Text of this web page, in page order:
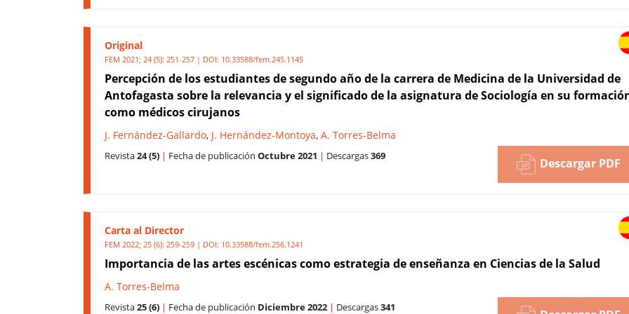
Original
FEM 2021; 24 (5): 251-257 | DOI: 10.33588/fem.245.1145
Percepción de los estudiantes de segundo año de la carrera de Medicina de la Universidad de
Antofagasta sobre la relevancia y el significado de la asignatura de Sociología en su
como médicos cirujanos
J. Fernández-Gallardo, J. Hernández-Montoya, A. Torres-Belma
Revista24 (5) | Fecha de publicación Octubre 2021 | Descargas369 Descargar PDF
Carta al Director
FEM 2022; 25 (6): 259-259 | DOI: 10.33588/fem.256.1241
Importancia de las artes escénicas como estrategia de enseñanza en Ciencias de la Salud
A. Torres-Belma
Revista25 (6) | Fecha de publicación Diciembre 2022 | Descargas341